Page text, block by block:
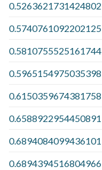
0.5263621731424802
0.5740761092202125
0.5810755525161744
0.5965154975035398
0.6150359674381758
0.6588922954450891
0.6894084099436101
0.6894394516804966